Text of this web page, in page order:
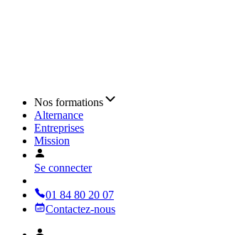
Nos formations
Alternance
Entreprises
Mission
Se connecter
01 84 80 20 07
Contactez-nous